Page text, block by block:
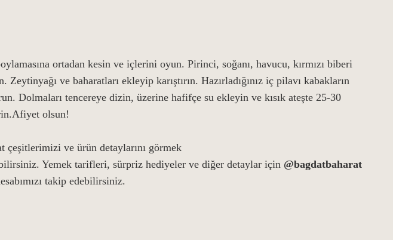
ortadan kesin ve içlerini oyun. Pirinci, soğanı, havucu, kırmızı biberi
Zeytinyağı ve baharatları ekleyip karıştırın. Hazırladığınız iç pilavı kabakların
Dolmaları tencereye dizin, üzerine hafifçe su ekleyin ve kısık ateşte 25-30
olsun!
çeşitlerimizi ve ürün detaylarını görmek
Yemek tarifleri, sürpriz hediyeler ve diğer detaylar için @bagdatbaharat
takip edebilirsiniz.